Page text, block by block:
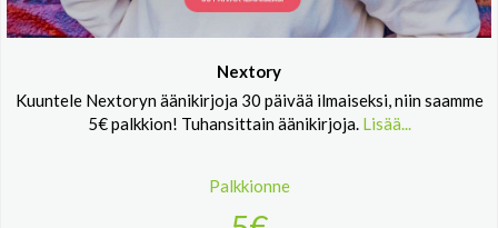
Nextory
Kuuntele Nextoryn äänikirjoja 30 päivää ilmaiseksi, niin saamme
5€ palkkion! Tuhansittain äänikirjoja. Lisää...
Palkkionne